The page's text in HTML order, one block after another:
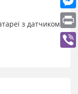
з датчиком